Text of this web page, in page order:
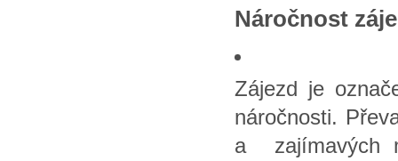
Náročnost
Zájezd je
náročnosti.
a zajímavých